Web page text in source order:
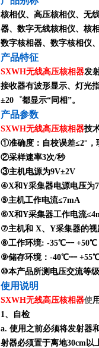
核相仪、高压核相仪、无
器、数字无线核相仪、核
数字核相器、数字核相仪
产品特征
SXWH无线高压核相器发
接收器有波形显示、灯光
±20゜都显示“同相”。
产品参数
SXWH无线高压核相器技
①准确度：自校误差≤2°，
②采样速率3次/秒
③主机电源为9V±2V
④X和Y采集器电源电压为
⑤主机工作电流≤7mA
⑥X和Y采集器工作电流
⑦主机和 X、Y采集器的视
⑧工作环境: -35℃┉ +50℃
⑨储存环境：-40℃┉
⑩本产品所测电压交流等
使用说明
SXWH无线高压核相器使
1、自检
a. 使用之前必须将发射器
射器必须置于离地30cm以